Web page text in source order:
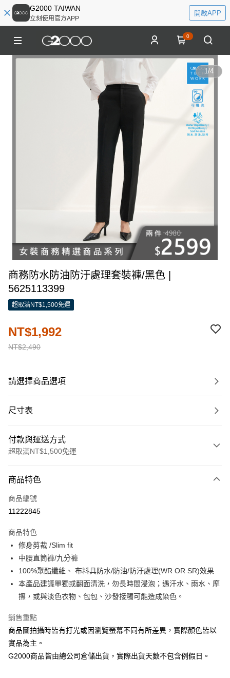
G2000 TAIWAN
立刻使用官方APP
開啟APP
0
1/4
商務防水防油防汙處理套裝褲/黑色 |
5625113399
超取滿NT$1,500免運
NT$2,490
NT$1,992
請選擇商品選項
尺寸表
付款與運送方式
超取滿NT$1,500免運
信用卡一次付款
信用卡分期付款
合作金庫商業銀行
華南商業銀行
上海商業儲蓄銀行
國泰世華商業銀行
兆豐國際商業銀行
臺灣中小企業銀行
台中商業銀行
匯豐（台灣）商業銀行
華泰商業銀行
聯邦商業銀行
遠東國際商業銀行
元大商業銀行
台新國際商業銀行
中國信託商業銀行
台灣樂天信用卡公司
LINE Pay
Apple Pay
街口支付
悠遊付
Google Pay
全盈+PAY
AFTEE先享後付
商品特色
商品編號
11222845
商品特色
修身剪裁 /Slim fit
中腰直筒褲/九分褲
100%聚酯纖維、 布料具防水/防油/防汙處理(WR OR SR)效果
本產品建議單獨或翻面清洗，勿長時間浸泡；遇汗水、雨水、摩
擦，或與淡色衣物、包包、沙發接觸可能造成染色。
銷售重點
商品圖拍攝時皆有打光或因瀏覽螢幕不同有所差異，實際顏色皆以
實品為主。
G2000商品皆由總公司倉儲出貨，實際出貨天數不包含例假日。